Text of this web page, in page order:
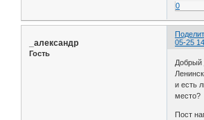
0
05-25
_александр
Гость
Добрый
и есть
место?
Пост